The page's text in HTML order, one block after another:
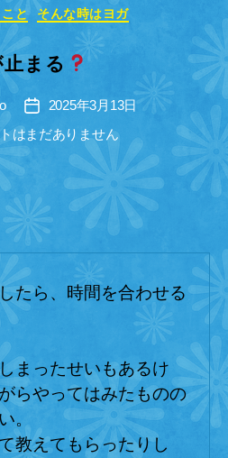
カ
テ
ゴ
リ
ー
と そんな時はヨガ
まる
投
稿
日
2025年3月13日
はまだありません
たら、時間を合わせる
まったせいもあるけ
らやってはみたものの
。
教えてもらったりし